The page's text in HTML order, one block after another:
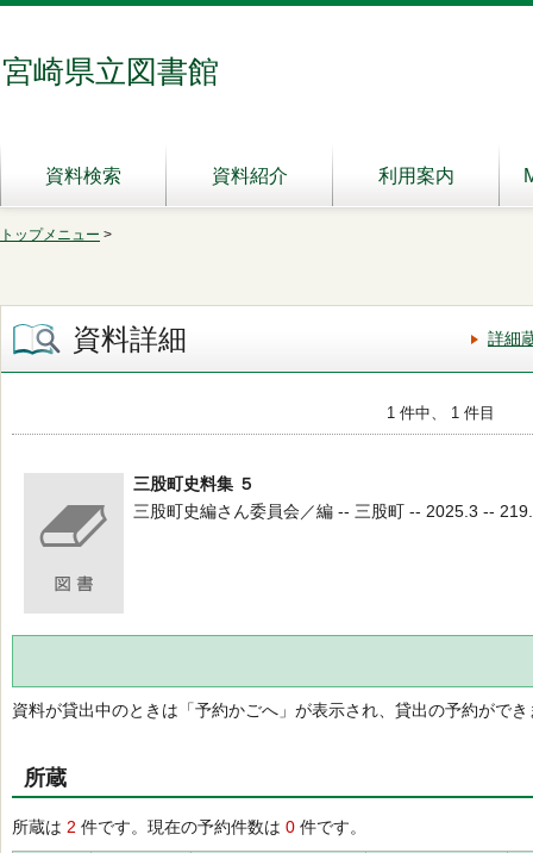
宮崎県立図書館
資料検索 資料紹介 利用案内
トップメニュー >
資料詳細 詳細
1 件中、 1 件目
三股町史料集 ５
三股町史編さん委員会／編 -- 三股町 -- 2025.3 --
資料が貸出中のときは「予約かごへ」が表示され、貸出の予約ができ
所蔵
所蔵は 2 件です。現在の予約件数は 0 件です。